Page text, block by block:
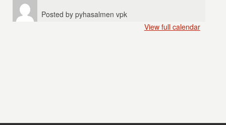
Posted by pyhasalmen vpk
View full calendar